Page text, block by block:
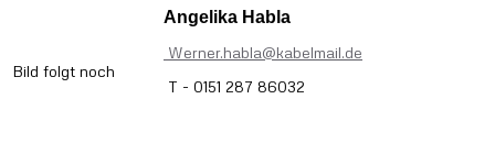
Bild folgt noch
Angelika Habla
Werner.habla@kabelmail.de
T - 0151 287 86032